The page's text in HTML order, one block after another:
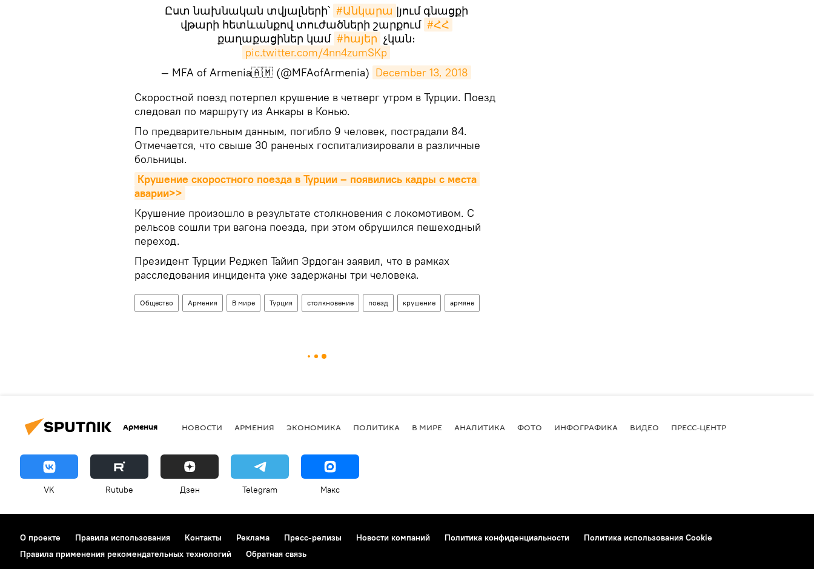
Ըստ նախնական տվյալների՝ #Անկարա |յում գնացքի
վթարի հետևանքով տուժածների շարքում #ՀՀ
քաղաքացիներ կամ #հայեր չկան։
pic.twitter.com/4nn4zumSKp
— MFA of Armenia🇦🇲 (@MFAofArmenia) December 13, 2018
​​Скоростной поезд потерпел крушение в четверг утром в Турции. Поезд
следовал по маршруту из Анкары в Конью.
По предварительным данным, погибло 9 человек, пострадали 84.
Отмечается, что свыше 30 раненых госпитализировали в различные
больницы.
Крушение скоростного поезда в Турции – появились кадры с места
аварии>>
Крушение произошло в результате столкновения с локомотивом. С
рельсов сошли три вагона поезда, при этом обрушился пешеходный
переход.
Президент Турции Реджеп Тайип Эрдоган заявил, что в рамках
расследования инцидента уже задержаны три человека.
Общество Армения В мире Турция столкновение поезд крушение армяне
Армения НОВОСТИ АРМЕНИЯ ЭКОНОМИКА ПОЛИТИКА В МИРЕ АНАЛИТИКА ФОТО ИНФОГРАФИКА ВИДЕО ПРЕСС-ЦЕНТР
VK Rutube Дзен Telegram Макс
О проекте Правила использования Контакты Реклама Пресс-релизы Новости компаний Политика конфиденциальности
Политика использования Cookie
Правила применения рекомендательных технологий
Обратная связь